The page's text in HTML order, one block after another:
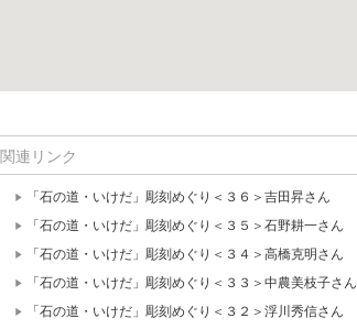
関連リンク
「石の道・いけだ」彫刻めぐり＜３６＞吉田昇さん
「石の道・いけだ」彫刻めぐり＜３５＞石野耕一さん
「石の道・いけだ」彫刻めぐり＜３４＞高橋克明さん
「石の道・いけだ」彫刻めぐり＜３３＞中農美枝子さん
「石の道・いけだ」彫刻めぐり＜３２＞浮川秀信さん